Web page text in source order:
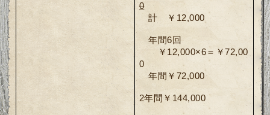
0
計　￥12,000
年間6回
￥12,000×6＝￥72,00
0
年間￥72,000
2年間￥144,000